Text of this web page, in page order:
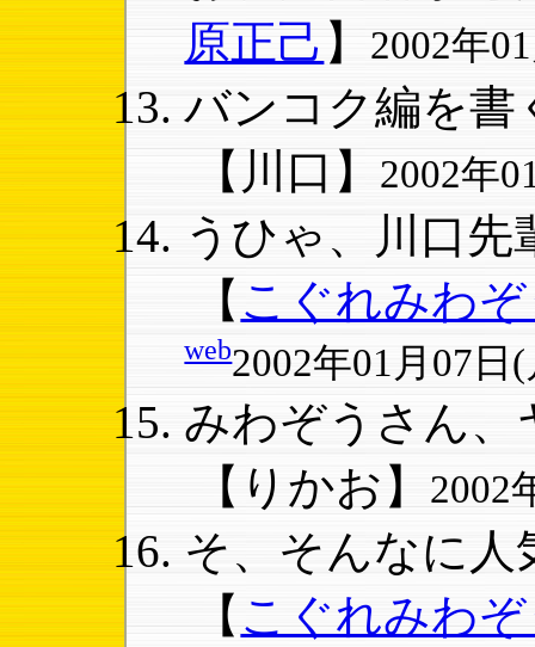
原正己 】 2002年
バンコク編を書
【川口】
2002年
うひゃ、川口
【 こぐれみわ
web2002年01月07日
みわぞうさん、
【りかお】
2002
そ、そんなに人
【 こぐれみわ